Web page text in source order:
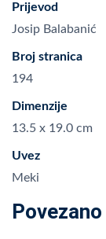
Prijevod
Josip Balabanić
Broj stranica
194
Dimenzije
13.5 x 19.0 cm
Uvez
Meki
Povezano